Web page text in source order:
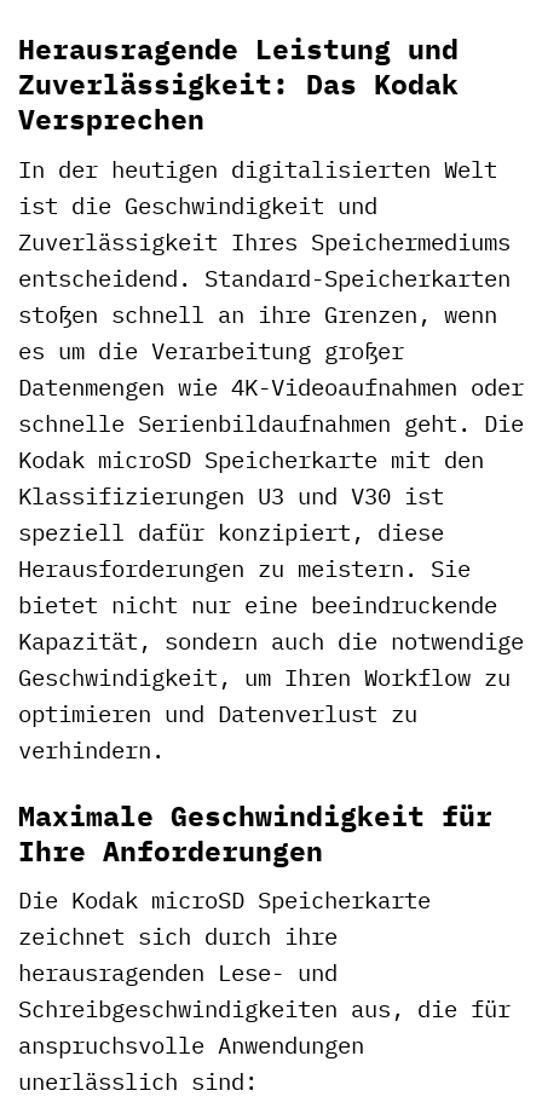
Herausragende Leistung und
Zuverlässigkeit: Das Kodak
Versprechen
In der heutigen digitalisierten Welt
ist die Geschwindigkeit und
Zuverlässigkeit Ihres Speichermediums
entscheidend. Standard-Speicherkarten
stoßen schnell an ihre Grenzen, wenn
es um die Verarbeitung großer
Datenmengen wie 4K-Videoaufnahmen oder
schnelle Serienbildaufnahmen geht. Die
Kodak microSD Speicherkarte mit den
Klassifizierungen U3 und V30 ist
speziell dafür konzipiert, diese
Herausforderungen zu meistern. Sie
bietet nicht nur eine beeindruckende
Kapazität, sondern auch die notwendige
Geschwindigkeit, um Ihren Workflow zu
optimieren und Datenverlust zu
verhindern.
Maximale Geschwindigkeit für
Ihre Anforderungen
Die Kodak microSD Speicherkarte
zeichnet sich durch ihre
herausragenden Lese- und
Schreibgeschwindigkeiten aus, die für
anspruchsvolle Anwendungen
unerlässlich sind: